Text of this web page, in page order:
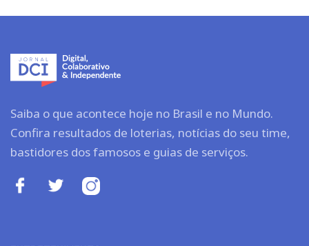
Saiba o que acontece hoje no Brasil e no Mundo.
Confira resultados de loterias, notícias do seu time,
bastidores dos famosos e guias de serviços.